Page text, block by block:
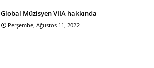
Global Müzisyen VIIA hakkında
Perşembe, Ağustos 11, 2022